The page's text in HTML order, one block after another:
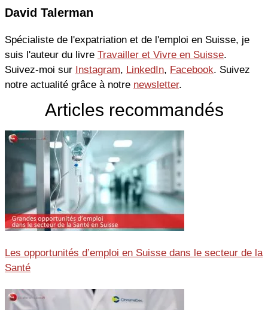
David Talerman
Spécialiste de l'expatriation et de l'emploi en Suisse, je
suis l'auteur du livre Travailler et Vivre en Suisse.
Suivez-moi sur Instagram, LinkedIn, Facebook. Suivez
notre actualité grâce à notre newsletter.
Articles recommandés
Les opportunités d’emploi en Suisse dans le secteur de la
Santé